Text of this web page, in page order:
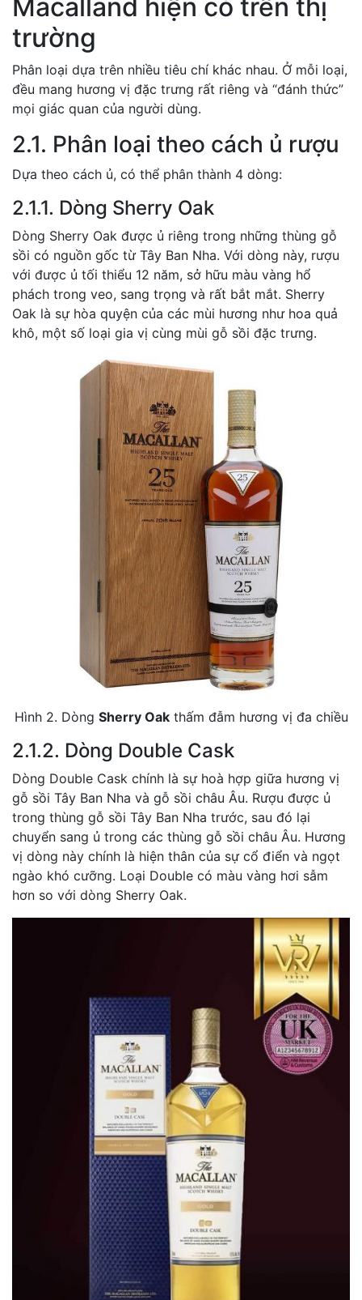
Macalland hiện có trên thị
trường
Phân loại dựa trên nhiều tiêu chí khác nhau. Ở mỗi loại,
đều mang hương vị đặc trưng rất riêng và “đánh thức”
mọi giác quan của người dùng.
2.1. Phân loại theo cách ủ rượu
Dựa theo cách ủ, có thể phân thành 4 dòng:
2.1.1. Dòng Sherry Oak
Dòng Sherry Oak được ủ riêng trong những thùng gỗ
sồi có nguồn gốc từ Tây Ban Nha. Với dòng này, rượu
với được ủ tối thiểu 12 năm, sở hữu màu vàng hổ
phách trong veo, sang trọng và rất bắt mắt. Sherry
Oak là sự hòa quyện của các mùi hương như hoa quả
khô, một số loại gia vị cùng mùi gỗ sồi đặc trưng.
Hình 2. Dòng Sherry Oakthấm đẫm hương vị đa chiều
2.1.2. Dòng Double Cask
Dòng Double Cask chính là sự hoà hợp giữa hương vị
gỗ sồi Tây Ban Nha và gỗ sồi châu Âu. Rượu được ủ
trong thùng gỗ sồi Tây Ban Nha trước, sau đó lại
chuyển sang ủ trong các thùng gỗ sồi châu Âu. Hương
vị dòng này chính là hiện thân của sự cổ điển và ngọt
ngào khó cưỡng. Loại Double có màu vàng hơi sẫm
hơn so với dòng Sherry Oak.